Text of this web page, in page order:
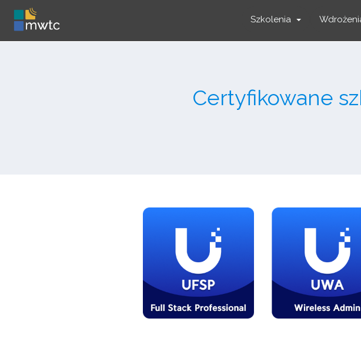
Szkolenia
Certyfikowane